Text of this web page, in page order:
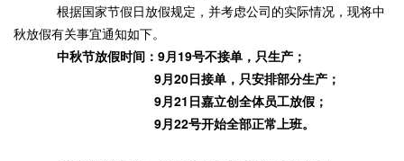
根据国家节假日放假规定，并考虑公司的实际情况，现将中
秋放假有关事宜通知如下。
中秋节放假时间：9月19号不接单，只生产；
9月20日接单，只安排部分生产；
9月21日嘉立创全体员工放假；
9月22号开始全部正常上班。